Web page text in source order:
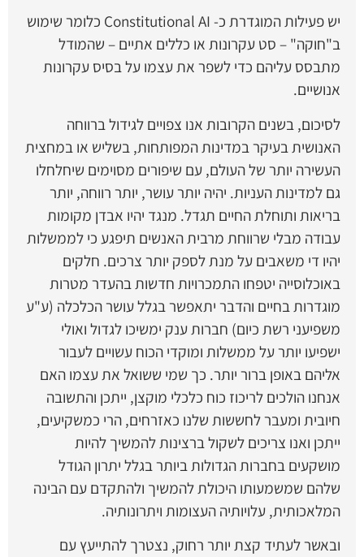
יש פעילות המוגדרת כ- Constitutional AI כלומר שימוש
ב"חוקה" – סט עקרונות או כללים אתיים – שהמודל
מתבסס עליהם כדי לשפר את עצמו על בסיס עקרונות
אנושיים.
לסיכום, בשנים הקרובות אנו צפויים לגידול ברווחה
האנושית בעיקר במדינות המפותחות, בשליש או במחצית
העשירה יותר של העולם, עם שיפורים מסוימים שיחלחלו
גם למדינות העניות. יהיה יותר עושר, יותר רווחה, יותר
בריאות ותוחלת החיים תגדל. מנגד יהיו אבדן מקומות
עבודה מבלי שרווחת מרבית האנשים תיפגע כי לממשלות
יהיו די משאבים על מנת לספק יותר צרכים. חלקים
באוכלוסייה יטפחו התמכרויות חדשות בהעדר מטרות
מוגדרות בחיים והדבר יתאפשר בגלל עושר הכלכלה (ע"ע
משפיעני רשת כיום) חברות ענק ימשיכו לגדול ואולי
ישפיעו יותר על ממשלות ומוקדי הכוח עשויים לעבור
אליהם באופן ברור יותר. כך שמי ששואל את עצמו האם
אנחנו הולכים לריכוז כוח כלכלי מוקצן, ייתכן והתשובה
חיובית ומעבר לחששות שלנו כאזרחים, הרי כמשקיעים,
ייתכן ואנו צריכים לשקול ברצינות להמשיך להיות
מושקעים בחברות הגדולות ביותר בגלל יתרון הגודל
שלהם שמשמעותו היכולת להמשיך ולהתקדם עם הבינה
המלאכותית, עלויותיה העצומות ויתרונותיה.
ובאשר לעתיד קצת יותר רחוק, נצטרך להתייעץ עם